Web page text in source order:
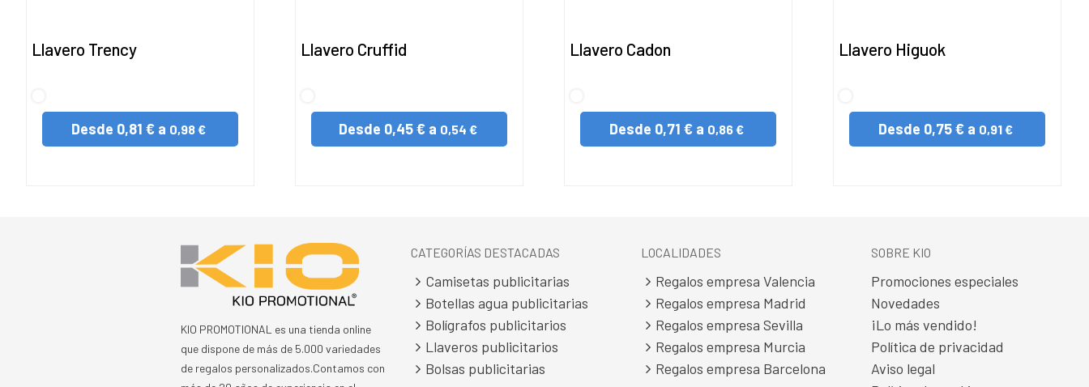
Llavero Trency
Desde 0,81 € a 0,98 €
Llavero Cruffid
Desde 0,45 € a 0,54 €
Llavero Cadon
Desde 0,71 € a 0,86 €
Llavero Higuok
Desde 0,75 € a 0,91 €
KIO PROMOTIONAL es una tienda online
que dispone de más de 5.000 variedades
de regalos personalizados.Contamos con
CATEGORÍAS DESTACADAS
Camisetas publicitarias
Botellas agua publicitarias
Bolígrafos publicitarios
Llaveros publicitarios
Bolsas publicitarias
LOCALIDADES
Regalos empresa Valencia
Regalos empresa Madrid
Regalos empresa Sevilla
Regalos empresa Murcia
Regalos empresa Barcelona
SOBRE KIO
Promociones especiales
Novedades
¡Lo más vendido!
Política de privacidad
Aviso legal